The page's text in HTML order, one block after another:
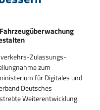
Zulassungs-
zum
für Digitales und
Deutsches
Weiterentwicklung.